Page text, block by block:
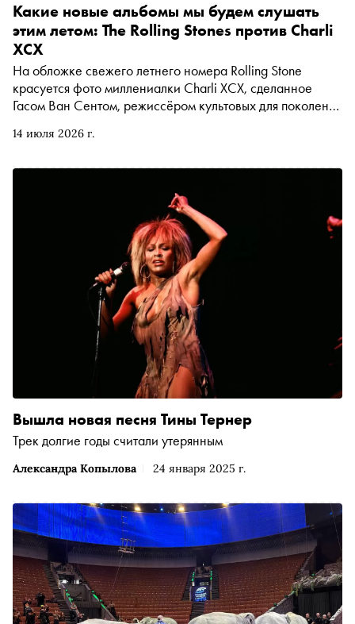
14 июля 2026 г.
Какие новые альбомы мы будем слушать
этим летом: The Rolling Stones против Charli
XCX
На обложке свежего летнего номера Rolling Stone
красуется фото миллениалки Charli XCX, сделанное
Гасом Ван Сентом, режиссёром культовых для поколения
Уилл Хантинг», а в новых клипах непотопляемых бумеров
поколения Голливуда — зумерки Аня Тейлор-Джой и
Одесса Эзайон из «Марти Великолепного». Кто этим
летом наведёт больше шума — остаётся вопросом
открытым. Но уже сейчас можно сказать, что в плане
громких музыкальных релизов ближайшие два месяца
обещают быть очень жаркими. На момент написания
этого обзора лето-2026 уже подарило миру поп-музыки
новые альбомы Оливии Родриго, Мадонны и Muse. Все
три пластинки стали громкими и резонансными
музыкальными событиями, круги от которых, без
сомнения, всё лето будут расходиться по просторам
мира поп-музыки. «Сноб» рассказывает, какие ещё
альбомы нужно постараться не пропустить этим летом
Александра Копылова 24 января 2025 г.
Вышла новая песня Тины Тернер
Трек долгие годы считали утерянным